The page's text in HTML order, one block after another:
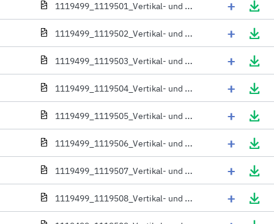
1119499_1119501_Vertikal- und Horizontalschnitt_FTT U8 Dachfenster mit EEV Eindeckrahmen f_r flache, d_nne Eindeckmaterialien - Detail +
1119499_1119502_Vertikal- und Horizontalschnitt_ FDY-V U3 Duet proSky Dachfenster mit EEV Eindeckrahmen f_r flache, d_nne Eindeckmaterialien - Detail +
1119499_1119503_Vertikal- und Horizontalschnitt_ PPP-V U3 preSelect Klapp-Schwing-Fenster mit EEV Eindeckrahmen f_r flache, d_nne Eindeckmaterialien - Detail +
1119499_1119504_Vertikal- und Horizontalschnitt_ FPP-V U3, FPU-V U3 preSelect Dachfenster mit EEV Eindeckrahmen f_r flache, d_nne Eindeckmaterialien - Detail +
1119499_1119505_Vertikal- und Horizontalschnitt_ FYP-V U3 proSky Dachfenster _mit h_her versetzter Schwingachse_ mit EEV Eindeckrahmen f_r falche, d_nne Eindeckmaterialien - Detail +
1119499_1119506_Vertikal- und Horizontalschnitt_ FTT U6 Dachfenster mit EEV Eindeckrahmen f_r flache, d_nne Eindeckmaterialien, Stahlbetondecke - Detail +
1119499_1119507_Vertikal- und Horizontalschnitt_ FTP-V U3, FTU-V U3 Dachfenster Electro mit EEV Eindeckrahmen f_r flache, d_nne Eindeckmaterialien - Detail +
1119499_1119508_Vertikal- und Horizontalschnitt_ FTP-V P2_G4 Secure, FPU-V P2_G4 Secure Dachfenster EEV Eindeckrahmen f_r flache, d_nne Eindeckmaterialien - Detail +